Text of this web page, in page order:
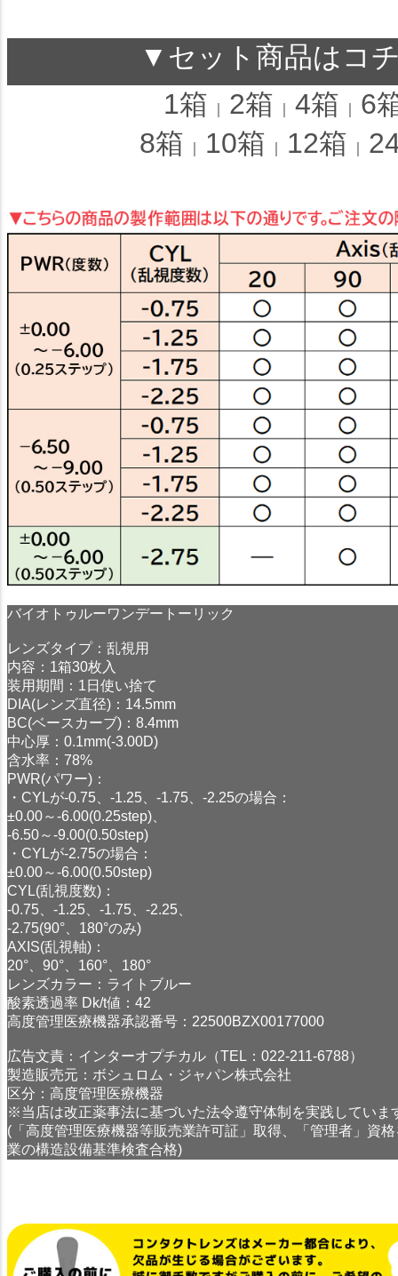
▼セット商品はコ
1箱
2箱 4箱
6
8箱
10箱 12箱
バイオトゥルーワンデートーリック
レンズタイプ：乱視用
内容：1箱30枚入
装用期間：1日使い捨て
DIA(レンズ直径)：14.5mm
BC(ベースカーブ)：8.4mm
中心厚：0.1mm(-3.00D)
含水率：78%
PWR(パワー)：
・CYLが-0.75、-1.25、-1.75、-2.25の場合：
±0.00～-6.00(0.25step)、
-6.50～-9.00(0.50step)
・CYLが-2.75の場合：
±0.00～-6.00(0.50step)
CYL(乱視度数)：
-0.75、-1.25、-1.75、-2.25、
-2.75(90°、180°のみ)
AXIS(乱視軸)：
20°、90°、160°、180°
レンズカラー：ライトブルー
酸素透過率 Dk/t値：42
高度管理医療機器承認番号：22500BZX00177000
広告文責：インターオプチカル（TEL：022-211-6788）
製造販売元：ボシュロム・ジャパン株式会社
区分：高度管理医療機器
※当店は改正薬事法に基づいた法令遵守体制を実践していま
(「高度管理医療機器等販売業許可証」取得、「管理者」資
業の構造設備基準検査合格)